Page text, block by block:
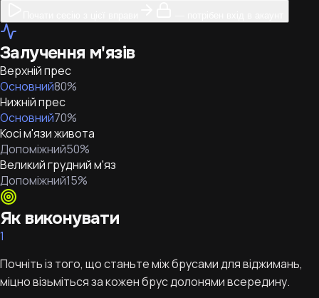
Залучення м'язів
Верхній прес
Основний80%
Нижній прес
Основний70%
Косі м'язи живота
Допоміжний50%
Великий грудний м'яз
Допоміжний15%
Як виконувати
1
Почніть із того, що станьте між брусами для віджимань,
міцно візьміться за кожен брус долонями всередину.